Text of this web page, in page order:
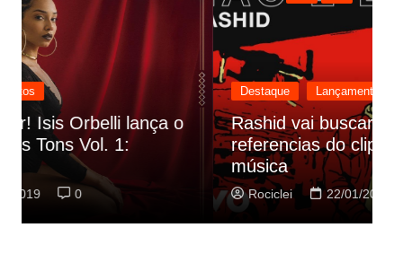
Destaque
Rashid vai buscar nos HQs as
referencias do clipe de sua nova
música
Rociclei 0